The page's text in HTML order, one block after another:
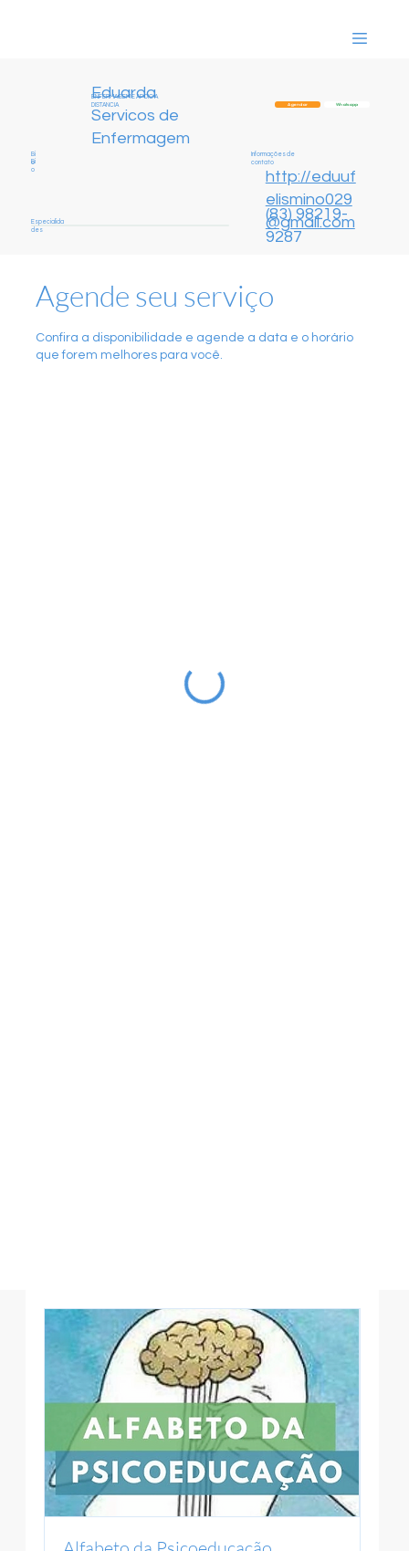
Agendar
ENFERMAGEM E APOIO A
DISTANCIA
Eduarda
Servicos de
Enfermagem
Whatsapp
Bi
oBi
o
Especialida
des
http://eduuf
elismino029
@gmail.com
(83) 98219-
9287
Informações de
contato
Agende seu serviço
Confira a disponibilidade e agende a data e o horário
que forem melhores para você.